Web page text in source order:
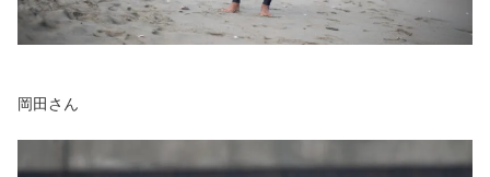
岡田さん